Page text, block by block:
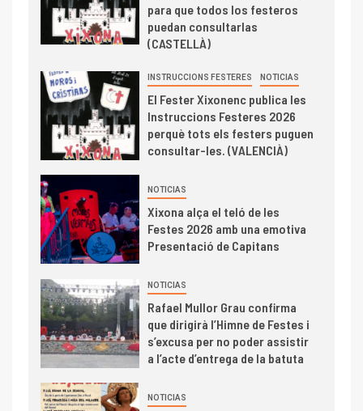
para que todos los festeros
puedan consultarlas
(CASTELLÀ)
INSTRUCCIONS FESTERES NOTICIAS
El Fester Xixonenc publica les
Instruccions Festeres 2026
perquè tots els festers puguen
consultar-les. (VALENCIÀ)
NOTICIAS
Xixona alça el teló de les
Festes 2026 amb una emotiva
Presentació de Capitans
NOTICIAS
Rafael Mullor Grau confirma
que dirigirà l’Himne de Festes i
s’excusa per no poder assistir
a l’acte d’entrega de la batuta
NOTICIAS